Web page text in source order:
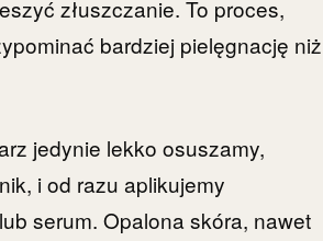
złuszczanie. To proces,
bardziej pielęgnację niż
jedynie lekko osuszamy,
i od razu aplikujemy
serum. Opalona skóra, nawet